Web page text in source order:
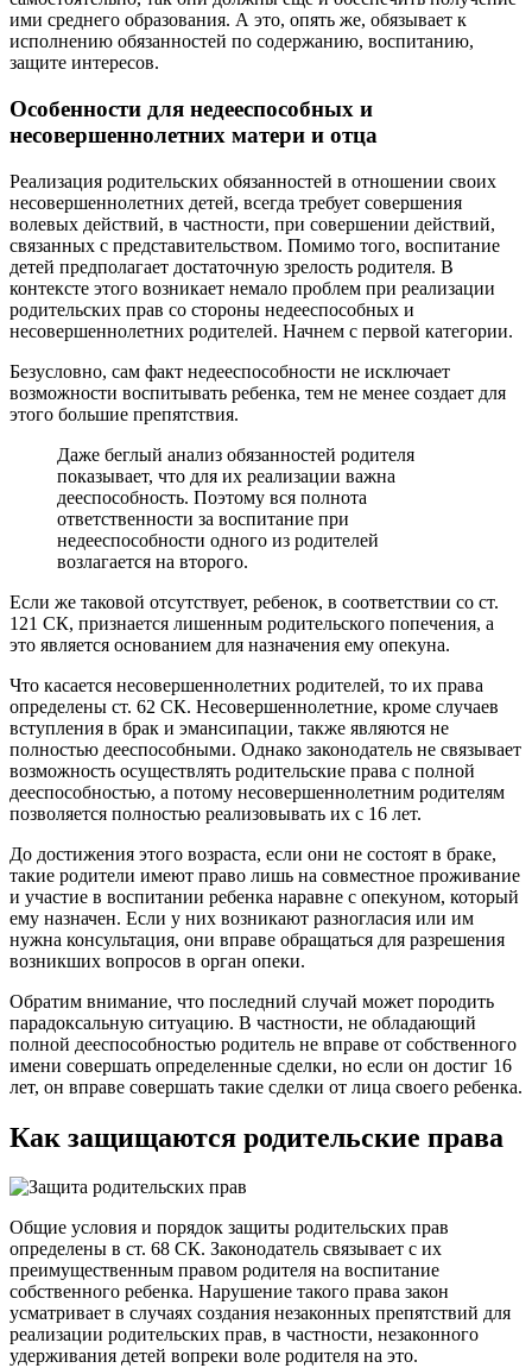
ими среднего образования. А это, опять же, обязывает к
исполнению обязанностей по содержанию, воспитанию,
защите интересов.
Особенности для недееспособных и
несовершеннолетних матери и отца
Реализация родительских обязанностей в отношении своих
несовершеннолетних детей, всегда требует совершения
волевых действий, в частности, при совершении действий,
связанных с представительством. Помимо того, воспитание
детей предполагает достаточную зрелость родителя. В
контексте этого возникает немало проблем при реализации
родительских прав со стороны недееспособных и
несовершеннолетних родителей. Начнем с первой категории.
Безусловно, сам факт недееспособности не исключает
возможности воспитывать ребенка, тем не менее создает для
этого большие препятствия.
Даже беглый анализ обязанностей родителя
показывает, что для их реализации важна
дееспособность. Поэтому вся полнота
ответственности за воспитание при
недееспособности одного из родителей
возлагается на второго.
Если же таковой отсутствует, ребенок, в соответствии со ст.
121 СК, признается лишенным родительского попечения, а
это является основанием для назначения ему опекуна.
Что касается несовершеннолетних родителей, то их права
определены ст. 62 СК. Несовершеннолетние, кроме случаев
вступления в брак и эмансипации, также являются не
полностью дееспособными. Однако законодатель не связывает
возможность осуществлять родительские права с полной
дееспособностью, а потому несовершеннолетним родителям
позволяется полностью реализовывать их с 16 лет.
До достижения этого возраста, если они не состоят в браке,
такие родители имеют право лишь на совместное проживание
и участие в воспитании ребенка наравне с опекуном, который
ему назначен. Если у них возникают разногласия или им
нужна консультация, они вправе обращаться для разрешения
возникших вопросов в орган опеки.
Обратим внимание, что последний случай может породить
парадоксальную ситуацию. В частности, не обладающий
полной дееспособностью родитель не вправе от собственного
имени совершать определенные сделки, но если он достиг 16
лет, он вправе совершать такие сделки от лица своего ребенка.
Как защищаются родительские права
Общие условия и порядок защиты родительских прав
определены в ст. 68 СК. Законодатель связывает с их
преимущественным правом родителя на воспитание
собственного ребенка. Нарушение такого права закон
усматривает в случаях создания незаконных препятствий для
реализации родительских прав, в частности, незаконного
удерживания детей вопреки воле родителя на это.